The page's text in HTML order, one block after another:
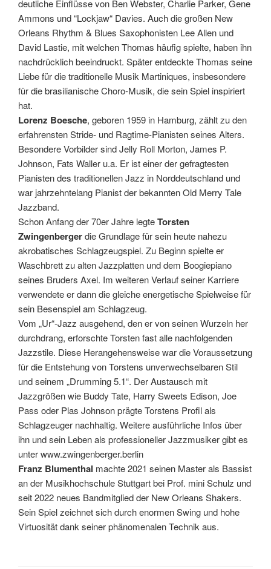
deutliche Einflüsse von Ben Webster, Charlie Parker, Gene
Ammons und “Lockjaw“ Davies. Auch die großen New
Orleans Rhythm & Blues Saxophonisten Lee Allen und
David Lastie, mit welchen Thomas häufig spielte, haben ihn
nachdrücklich beeindruckt. Später entdeckte Thomas seine
Liebe für die traditionelle Musik Martiniques, insbesondere
für die brasilianische Choro-Musik, die sein Spiel inspiriert
hat.
Lorenz Boesche, geboren 1959 in Hamburg, zählt zu den
erfahrensten Stride- und Ragtime-Pianisten seines Alters.
Besondere Vorbilder sind Jelly Roll Morton, James P.
Johnson, Fats Waller u.a. Er ist einer der gefragtesten
Pianisten des traditionellen Jazz in Norddeutschland und
war jahrzehntelang Pianist der bekannten Old Merry Tale
Jazzband.
Schon Anfang der 70er Jahre legteTorsten
Zwingenbergerdie Grundlage für sein heute nahezu
akrobatisches Schlagzeugspiel. Zu Beginn spielte er
Waschbrett zu alten Jazzplatten und dem Boogiepiano
seines Bruders Axel. Im weiteren Verlauf seiner Karriere
verwendete er dann die gleiche energetische Spielweise für
sein Besenspiel am Schlagzeug.
Vom „Ur“-Jazz ausgehend, den er von seinen Wurzeln her
durchdrang, erforschte Torsten fast alle nachfolgenden
Jazzstile. Diese Herangehensweise war die Voraussetzung
für die Entstehung von Torstens unverwechselbaren Stil
und seinem „Drumming 5.1“. Der Austausch mit
Jazzgrößen wie Buddy Tate, Harry Sweets Edison, Joe
Pass oder Plas Johnson prägte Torstens Profil als
Schlagzeuger nachhaltig. Weitere ausführliche Infos über
ihn und sein Leben als professioneller Jazzmusiker gibt es
unter www.zwingenberger.berlin
Franz Blumenthal machte 2021 seinen Master als Bassist
an der Musikhochschule Stuttgart bei Prof. mini Schulz und
seit 2022 neues Bandmitglied der New Orleans Shakers.
Sein Spiel zeichnet sich durch enormen Swing und hohe
Virtuosität dank seiner phänomenalen Technik aus.